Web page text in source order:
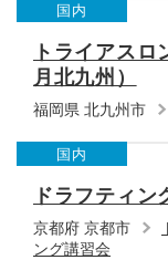
国内
トライアス
月北九州）
福岡県 北九州市
国内
ドラフティン
京都府 京都市
ング講習会